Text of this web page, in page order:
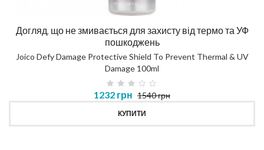
Догляд, що не змивається для захисту від термо та УФ
пошкоджень
Joico Defy Damage Protective Shield To Prevent Thermal & UV
Damage 100ml
1232 грн 1540 грн
КУПИТИ